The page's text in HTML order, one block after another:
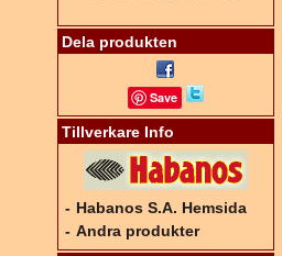
Dela produkten
Save
Tillverkare Info
- Habanos S.A. Hemsida
- Andra produkter